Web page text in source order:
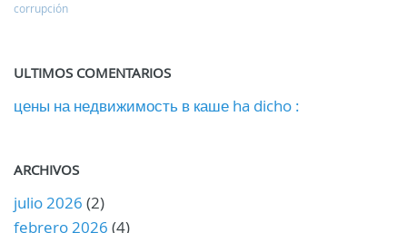
corrupción
ULTIMOS COMENTARIOS
цены на недвижимость в каше ha dicho :
ARCHIVOS
julio 2026 (2)
febrero 2026 (4)